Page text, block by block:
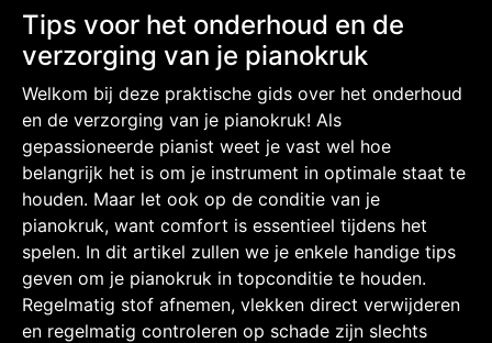
Tips voor het onderhoud en de
verzorging van je pianokruk
Welkom bij deze praktische gids over het onderhoud
en de verzorging van je pianokruk! Als
gepassioneerde pianist weet je vast wel hoe
belangrijk het is om je instrument in optimale staat te
houden. Maar let ook op de conditie van je
pianokruk, want comfort is essentieel tijdens het
spelen. In dit artikel zullen we je enkele handige tips
geven om je pianokruk in topconditie te houden.
Regelmatig stof afnemen, vlekken direct verwijderen
en regelmatig controleren op schade zijn slechts